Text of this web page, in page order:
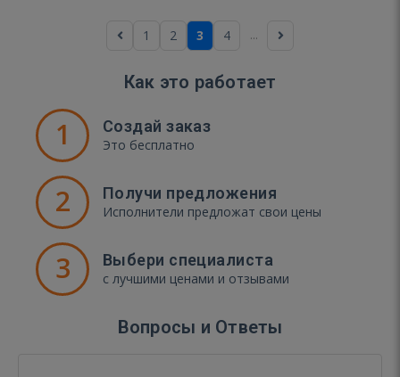
1 2 3 4 ...
Как это работает
1 Создай заказ
Это бесплатно
2 Получи предложения
Исполнители предложат свои цены
3 Выбери специалиста
с лучшими ценами и отзывами
Вопросы и Ответы